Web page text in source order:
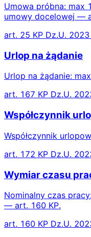
Umowa próbna: max
umowy docelowej —
art. 25 KP Dz.U.
Urlop na żądanie
Urlop na żądanie:
art. 167 KP Dz.U.
Współczynnik
Współczynnik
art. 172 KP Dz.U.
Wymiar czasu
Nominalny czas
— art. 160 KP.
art. 160 KP Dz.U.